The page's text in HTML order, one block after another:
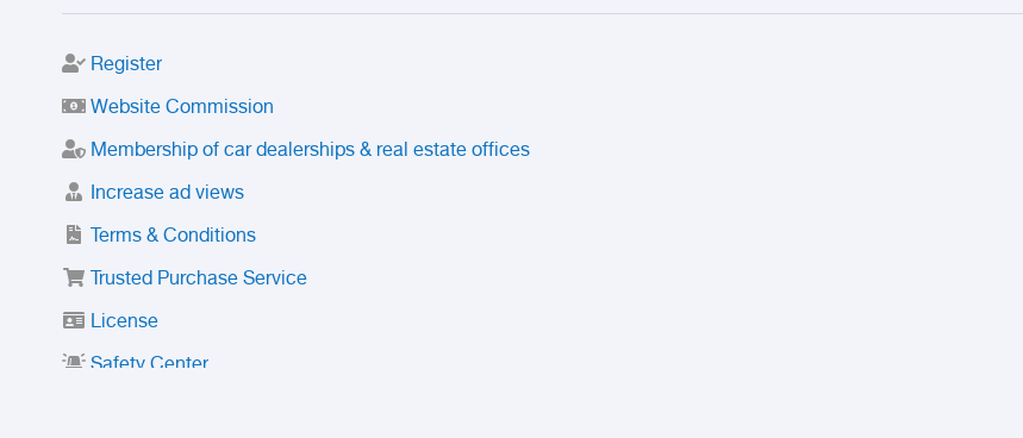
Register
Website Commission
Membership of car dealerships & real estate offices
Increase ad views
Terms & Conditions
Trusted Purchase Service
License
Safety Center